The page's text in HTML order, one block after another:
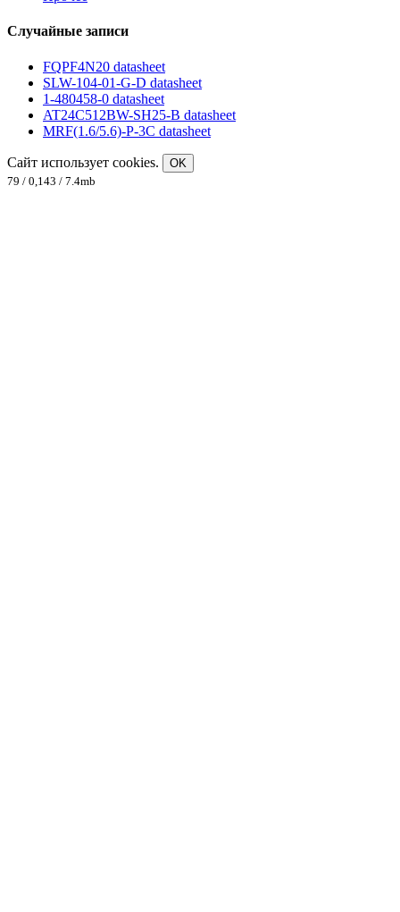
Случайные записи
FQPF4N20 datasheet
SLW-104-01-G-D datasheet
1-480458-0 datasheet
AT24C512BW-SH25-B datasheet
MRF(1.6/5.6)-P-3C datasheet
Сайт использует cookies.
OK
79 / 0,143 / 7.4mb